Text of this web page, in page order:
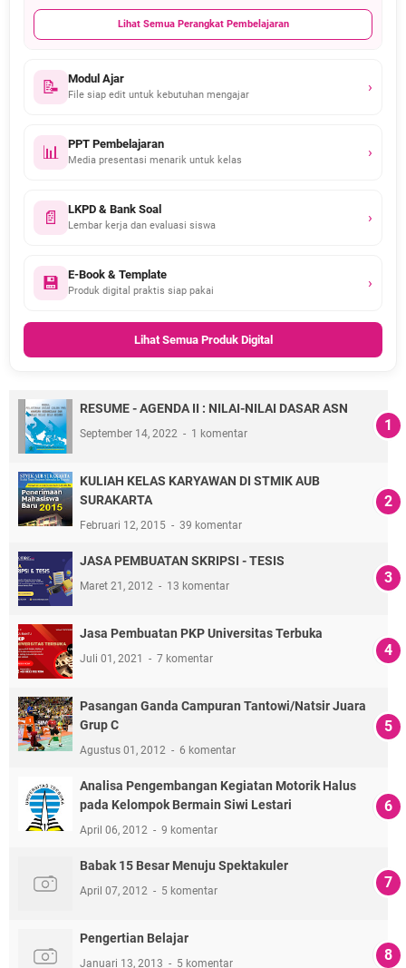
Lihat Semua Perangkat Pembelajaran
📝 Modul Ajar
File siap edit untuk kebutuhan mengajar ›
📊 PPT Pembelajaran
Media presentasi menarik untuk kelas ›
📄 LKPD & Bank Soal
Lembar kerja dan evaluasi siswa ›
💾 E-Book & Template
Produk digital praktis siap pakai ›
Lihat Semua Produk Digital
RESUME - AGENDA II : NILAI-NILAI DASAR ASN
September 14, 2022 1 komentar
KULIAH KELAS KARYAWAN DI STMIK AUB
SURAKARTA
Februari 12, 2015 39 komentar
JASA PEMBUATAN SKRIPSI - TESIS
Maret 21, 2012 13 komentar
Jasa Pembuatan PKP Universitas Terbuka
Juli 01, 2021 7 komentar
Pasangan Ganda Campuran Tantowi/Natsir Juara
Grup C
Agustus 01, 2012 6 komentar
Analisa Pengembangan Kegiatan Motorik Halus
pada Kelompok Bermain Siwi Lestari
April 06, 2012 9 komentar
Babak 15 Besar Menuju Spektakuler
April 07, 2012 5 komentar
Pengertian Belajar
Januari 13, 2013 5 komentar